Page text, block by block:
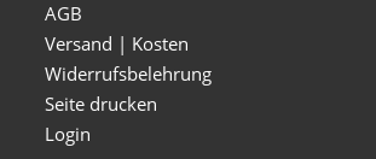
AGB
Versand | Kosten
Widerrufsbelehrung
Seite drucken
Login